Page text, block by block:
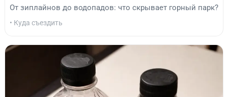
От зиплайнов до водопадов: что скрывает горный парк?
• Куда съездить